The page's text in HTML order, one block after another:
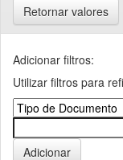
Retornar valores
Adicionar filtros:
Utilizar filtros para